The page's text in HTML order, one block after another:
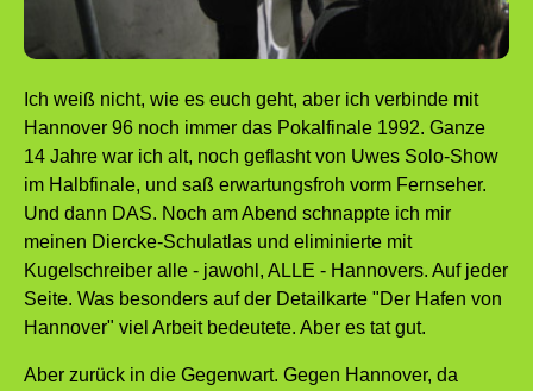
Ich weiß nicht, wie es euch geht, aber ich verbinde mit
Hannover 96 noch immer das Pokalfinale 1992. Ganze
14 Jahre war ich alt, noch geflasht von Uwes Solo-Show
im Halbfinale, und saß erwartungsfroh vorm Fernseher.
Und dann DAS. Noch am Abend schnappte ich mir
meinen Diercke-Schulatlas und eliminierte mit
Kugelschreiber alle - jawohl, ALLE - Hannovers. Auf jeder
Seite. Was besonders auf der Detailkarte "Der Hafen von
Hannover" viel Arbeit bedeutete. Aber es tat gut.
Aber zurück in die Gegenwart. Gegen Hannover, da